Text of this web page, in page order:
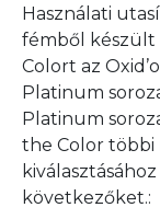
Használati
fémből készült
Colort az
Platinum
Platinum
the Color többi
következőket.: